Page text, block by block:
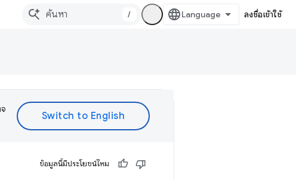
/ ลงชื่อเข้าใช้
ข้อมูลนี้มีประโยชน์ไหม